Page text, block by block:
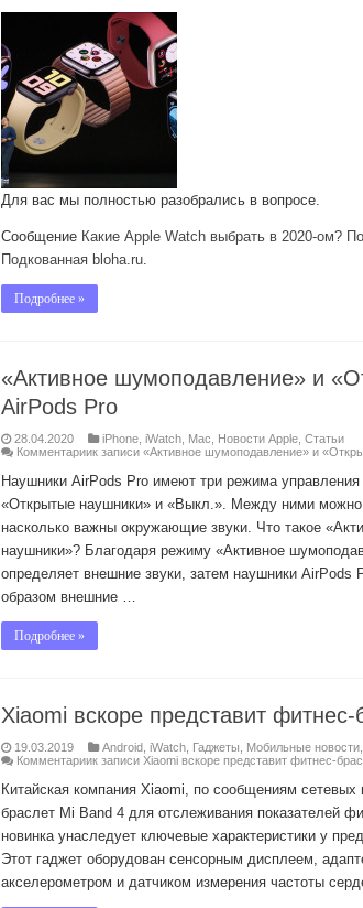
Для вас мы полностью разобрались в вопросе.
Сообщение Какие Apple Watch выбрать в 2020-ом?
Подкованная bloha.ru.
Подробнее »
«Активное шумоподавление» и
AirPods Pro
28.04.2020 iPhone, iWatch, Mac Новости Apple, Статьи
Комментариик записи «Активное шумоподавление» и
Наушники AirPods Pro имеют три режима
«Открытые наушники» и «Выкл.». Между ними можно
насколько важны окружающие звуки. Что такое
наушники»? Благодаря режиму «Активное
определяет внешние звуки, затем наушники AirPods
образом внешние …
Подробнее »
Xiaomi вскоре представит
19.03.2019 Android, iWatch, Гаджеты Мобильные новости,
Комментариик записи Xiaomi вскоре представит фитнес-
Китайская компания Xiaomi, по сообщениям сетевых
браслет Mi Band 4 для отслеживания показателей
новинка унаследует ключевые характеристики у
Этот гаджет оборудован сенсорным дисплеем,
акселерометром и датчиком измерения частоты